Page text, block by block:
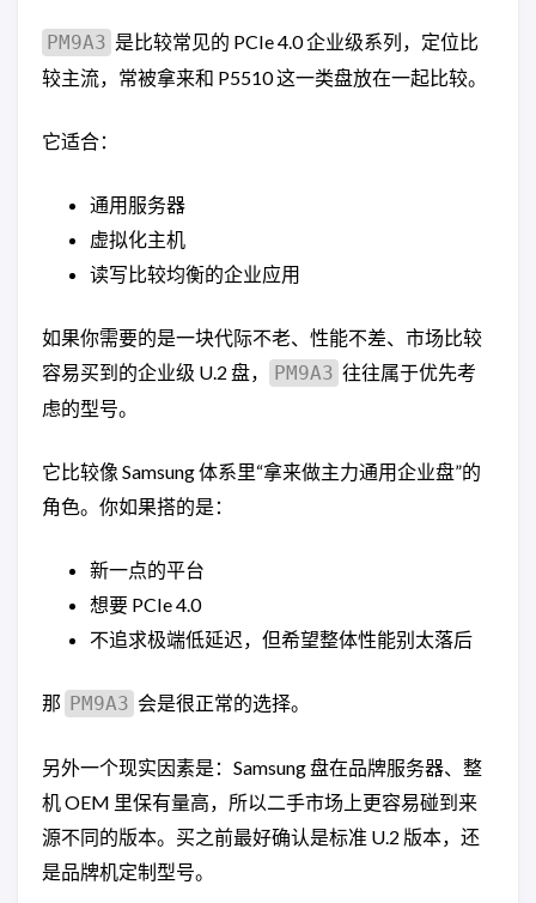
PM9A3 是比较常见的 PCIe 4.0 企业级系列，定位比
较主流，常被拿来和 P5510 这一类盘放在一起比较。
它适合：
通用服务器
虚拟化主机
读写比较均衡的企业应用
如果你需要的是一块代际不老、性能不差、市场比较
容易买到的企业级 U.2 盘，
PM9A3 往往属于优先考
虑的型号。
它比较像 Samsung 体系里“拿来做主力通用企业盘”的
角色。你如果搭的是：
新一点的平台
想要 PCIe 4.0
不追求极端低延迟，但希望整体性能别太落后
那 PM9A3 会是很正常的选择。
另外一个现实因素是：Samsung 盘在品牌服务器、整
机 OEM 里保有量高，所以二手市场上更容易碰到来
源不同的版本。买之前最好确认是标准 U.2 版本，还
是品牌机定制型号。